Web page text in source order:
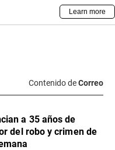
Contenido deCorreo
a 35 años de
del robo y crimen de